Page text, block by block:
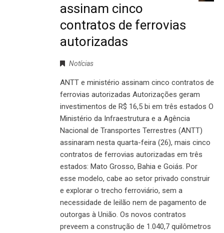
assinam cinco
contratos de ferrovias
autorizadas
Notícias
ANTT e ministério assinam cinco contratos de
ferrovias autorizadas Autorizações geram
investimentos de R$ 16,5 bi em três estados O
Ministério da Infraestrutura e a Agência
Nacional de Transportes Terrestres (ANTT)
assinaram nesta quarta-feira (26), mais cinco
contratos de ferrovias autorizadas em três
estados: Mato Grosso, Bahia e Goiás. Por
esse modelo, cabe ao setor privado construir
e explorar o trecho ferroviário, sem a
necessidade de leilão nem de pagamento de
outorgas à União. Os novos contratos
preveem a construção de 1.040,7 quilômetros